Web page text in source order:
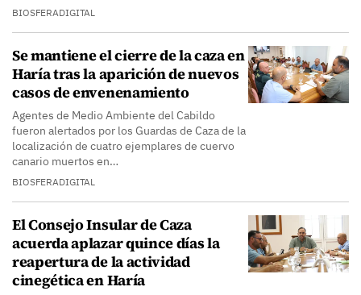
BIOSFERADIGITAL
Se mantiene el cierre de la caza en
Haría tras la aparición de nuevos
casos de envenenamiento
Agentes de Medio Ambiente del Cabildo
fueron alertados por los Guardas de Caza de la
localización de cuatro ejemplares de cuervo
canario muertos en…
BIOSFERADIGITAL
El Consejo Insular de Caza
acuerda aplazar quince días la
reapertura de la actividad
cinegética en Haría